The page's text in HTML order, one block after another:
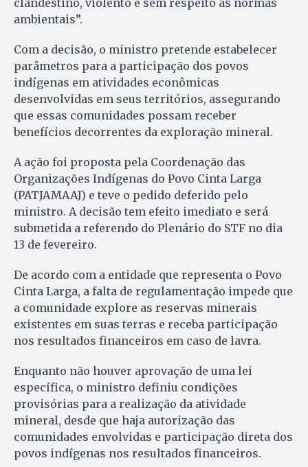
clandestino, violento e sem respeito às normas
ambientais”.
Com a decisão, o ministro pretende estabelecer
parâmetros para a participação dos povos
indígenas em atividades econômicas
desenvolvidas em seus territórios, assegurando
que essas comunidades possam receber
benefícios decorrentes da exploração mineral.
A ação foi proposta pela Coordenação das
Organizações Indígenas do Povo Cinta Larga
(PATJAMAAJ) e teve o pedido deferido pelo
ministro. A decisão tem efeito imediato e será
submetida a referendo do Plenário do STF no dia
13 de fevereiro.
De acordo com a entidade que representa o Povo
Cinta Larga, a falta de regulamentação impede que
a comunidade explore as reservas minerais
existentes em suas terras e receba participação
nos resultados financeiros em caso de lavra.
Enquanto não houver aprovação de uma lei
específica, o ministro definiu condições
provisórias para a realização da atividade
mineral, desde que haja autorização das
comunidades envolvidas e participação direta dos
povos indígenas nos resultados financeiros.